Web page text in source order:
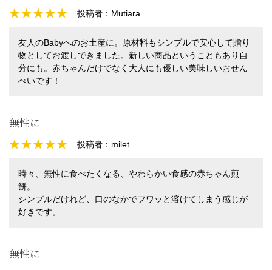
投稿者： Mutiara
友人のBabyへのお土産に。原材料もシンプルで安心して贈り
物としてお渡しできました。新しい商品ということもあり自
分にも。赤ちゃんだけでなく大人にも優しい美味しいおせん
べいです！
無性に
投稿者： milet
時々、無性に食べたくなる、やわらかい食感の赤ちゃん煎
餅。
シンプルだけれど、口のなかでフワッと溶けてしまう感じが
好きです。
無性に